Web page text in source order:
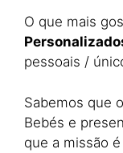
O que mais
pessoais /
Sabemos que
Bebés e
que a missão